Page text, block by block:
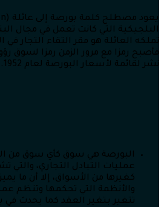
البلجيكية التي كانت تعمل في مجال
تملكه العائلة هو مقر التقاء التجار
فأصبح رمزا مع مرور الزمن رمزا لسوق
نشر لقائمة لأسعار البورصة لعام 1952.
البورصة هي سوق كأي سوق من
عمليات التبادل التجاري، والتي
كغيرها من الأسواق، إلا أن ما
والأنظمة التي تحكمها وتنظم
تتغير بتغير العقد كما يحدث في